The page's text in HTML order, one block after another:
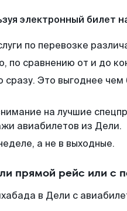
электронный билет
по перевозке
по сравнению от и до
сразу. Это выгоднее
на лучшие
авиабилетов из Дели.
а не в выходные.
прямой рейс или с
в Дели с